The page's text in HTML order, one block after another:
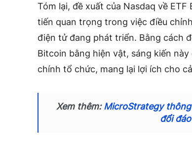
Tóm lại, đề xuất của Nasdaq về
tiến quan trọng trong việc điều
điện tử đang phát triển. Bằng cách
Bitcoin bằng hiện vật, sáng kiến
chính tổ chức, mang lại lợi ích cho
Xem thêm:MicroStrategy
đổi